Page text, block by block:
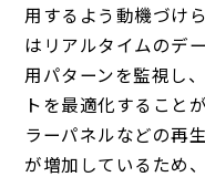
用するよう動機づけ
はリアルタイムのデ
用パターンを監視し
トを最適化すること
ラーパネルなどの再
が増加しているため